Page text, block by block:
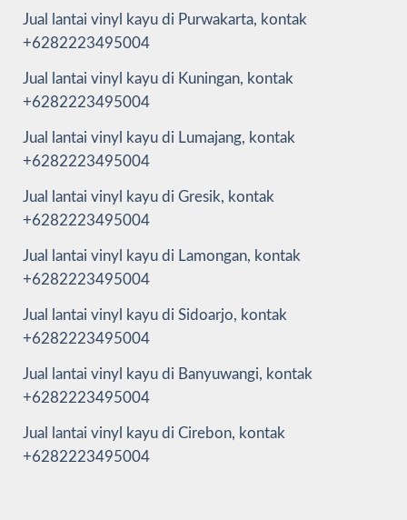
Jual lantai vinyl kayu di Purwakarta, kontak
+6282223495004
Jual lantai vinyl kayu di Kuningan, kontak
+6282223495004
Jual lantai vinyl kayu di Lumajang, kontak
+6282223495004
Jual lantai vinyl kayu di Gresik, kontak
+6282223495004
Jual lantai vinyl kayu di Lamongan, kontak
+6282223495004
Jual lantai vinyl kayu di Sidoarjo, kontak
+6282223495004
Jual lantai vinyl kayu di Banyuwangi, kontak
+6282223495004
Jual lantai vinyl kayu di Cirebon, kontak
+6282223495004